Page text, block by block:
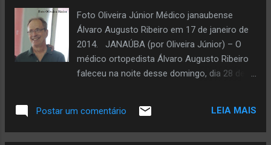
homem em atitude suspeita e, durante a
abordagem, foi constatado pelos militares
que essa pessoa estaria envolvida com a
guarda e venda de drogas. De acordo com a
Polícia Militar, foram encontradas três
Foto Oliveira Júnior Médico janaubense
Álvaro Augusto Ribeiro em 17 de janeiro de
2014. JANAÚBA (por Oliveira Júnior) – O
médico ortopedista Álvaro Augusto Ribeiro
faleceu na noite desse domingo, dia 28 de
Janaúba devido a uma enfermidade que se
agravou nas últimas horas. Aos 72 anos de
Postar um comentário LEIA MAIS